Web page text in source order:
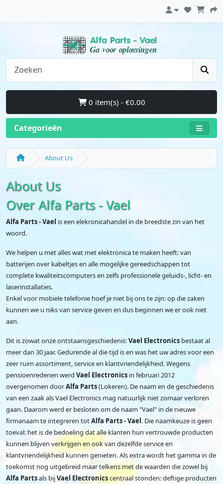
0 item(s) - €0.00
Categorieën
About Us
About Us
Over Alfa Parts - Vael
Alfa Parts - Vael is een elekronicahandel in de breedste zin van het
woord.
We helpen u met alles wat met elektronica te maken heeft: van
batterijen over kabeltjes en alle mogelijke gereedschappen tot
complete kwaliteitscomputers en zelfs professionele geluids-, licht- en
laserinstallaties.
Enkel voor mobiele telefonie hoef je niet bij ons te zijn: op die zaken
kunnen we u niks van service geven en dus beginnen we er ook niet
aan.
Dit is zowat onze ontstaansgeschiedenis:Vael Electronics bestaat al
meer dan 30 jaar. Gedurende al die tijd is en was het uw adres voor een
zeer ruim assortiment, service en klantvriendelijkheid. Wegens
pensioenredenen werd Vael Electronics in februari 2012
overgenomen doorAlfa Parts(Lokeren). De naam en de geschiedenis
van een zaak als Vael Electronics mag natuurlijk niet zomaar verloren
gaan. Daarom werd er besloten om de naam "Vael" in de nieuwe
firmanaam te integreren totAlfa Parts - Vael. Die naamkeuze is geen
toeval: het is de bedoeling dat alle klanten hun vertrouwde producten
kunnen blijven verkrijgen en ook van dezelfde service en
klantvriendelijkheid kunnen genieten. Als extra wordt het gamma in de
toekomst nog uitgebreid maar telkens met de waarden die zowel bij
Alfa Partsals bijVael Electronicscentraal stonden: deftige producten